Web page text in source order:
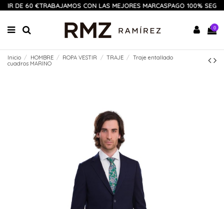
DE 60 €TRABAJAMOS CON LAS MEJORES MARCASPAGO 100%
0
Inicio HOMBRE ROPA VESTIR TRAJE
Traje entallado
cuadros MARINO